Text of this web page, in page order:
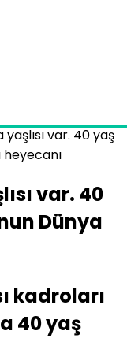
var. 40 yaş
var. 40
Dünya
kadroları
40 yaş